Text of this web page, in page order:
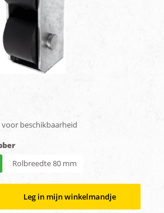
beschikbaarheid
Rolbreedte 80 mm
Leg in mijn winkelmandje